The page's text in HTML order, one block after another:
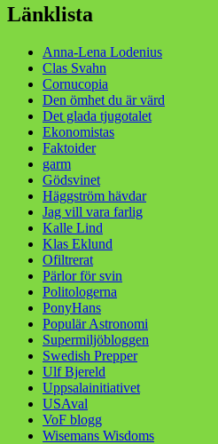
Länklista
Anna-Lena Lodenius
Clas Svahn
Cornucopia
Den ömhet du är värd
Det glada tjugotalet
Ekonomistas
Faktoider
garm
Gödsvinet
Häggström hävdar
Jag vill vara farlig
Kalle Lind
Klas Eklund
Ofiltrerat
Pärlor för svin
Politologerna
PonyHans
Populär Astronomi
Supermiljöbloggen
Swedish Prepper
Ulf Bjereld
Uppsalainitiativet
USAval
VoF blogg
Wisemans Wisdoms